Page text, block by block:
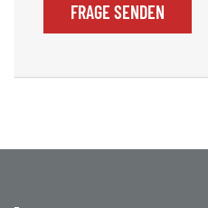
FRAGE SENDEN